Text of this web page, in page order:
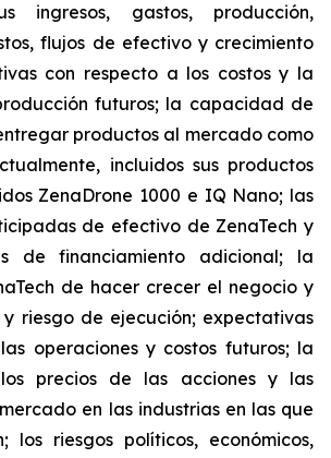
ingresos, gastos, producción,
flujos de efectivo y crecimiento
con respecto a los costos y la
futuros; la capacidad de
productos al mercado como
incluidos sus productos
ZenaDrone 1000 e IQ Nano; las
de efectivo de ZenaTech y
de financiamiento adicional; la
de hacer crecer el negocio y
y riesgo de ejecución; expectativas
operaciones y costos futuros; la
precios de las acciones y las
en las industrias en las que
los riesgos políticos, económicos,